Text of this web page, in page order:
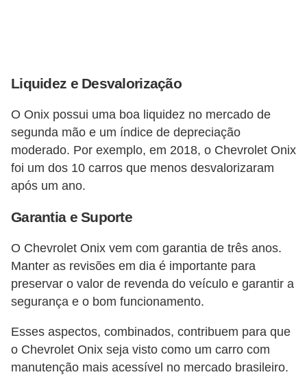
Liquidez e Desvalorização
O Onix possui uma boa liquidez no mercado de
segunda mão e um índice de depreciação
moderado. Por exemplo, em 2018, o Chevrolet Onix
foi um dos 10 carros que menos desvalorizaram
após um ano​​.
Garantia e Suporte
O Chevrolet Onix vem com garantia de três anos.
Manter as revisões em dia é importante para
preservar o valor de revenda do veículo e garantir a
segurança e o bom funcionamento​​.
Esses aspectos, combinados, contribuem para que
o Chevrolet Onix seja visto como um carro com
manutenção mais acessível no mercado brasileiro.
l
e
m
a
n
t
e
n
ç
ã
S
e